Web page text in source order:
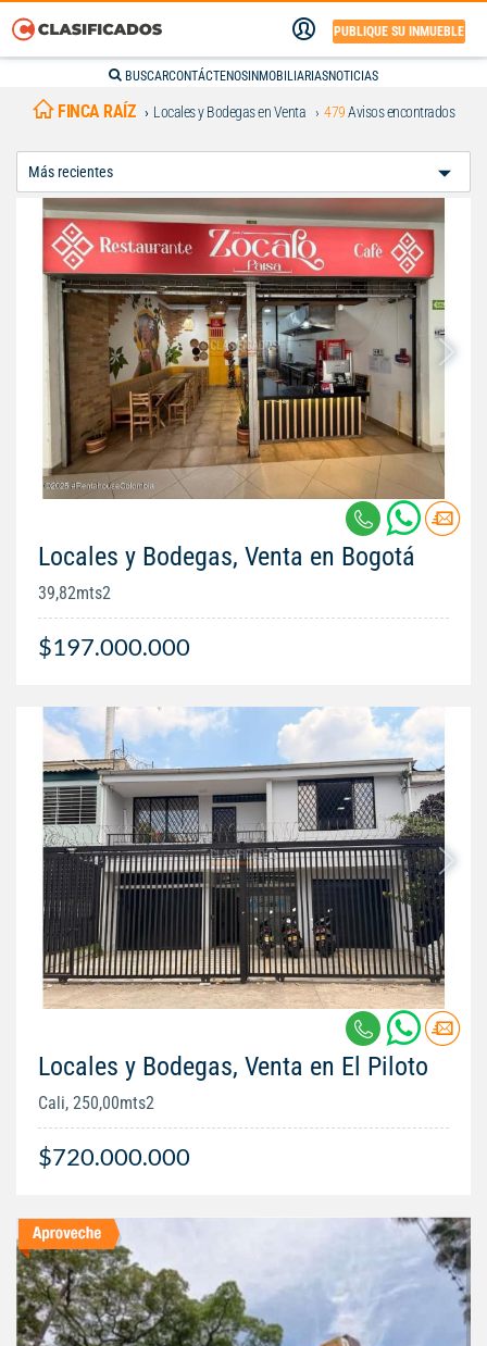
PUBLIQUE SU INMUEBLE
BUSCARCONTÁCTENOS INMOBILIARIASNOTICIAS
FINCA RAÍZ Locales y Bodegas en Venta 479Avisos encontrados
Locales y Bodegas, Venta en Bogotá
39,82mts2
$197.000.000
Locales y Bodegas, Venta en El Piloto
Cali, 250,00mts2
$720.000.000